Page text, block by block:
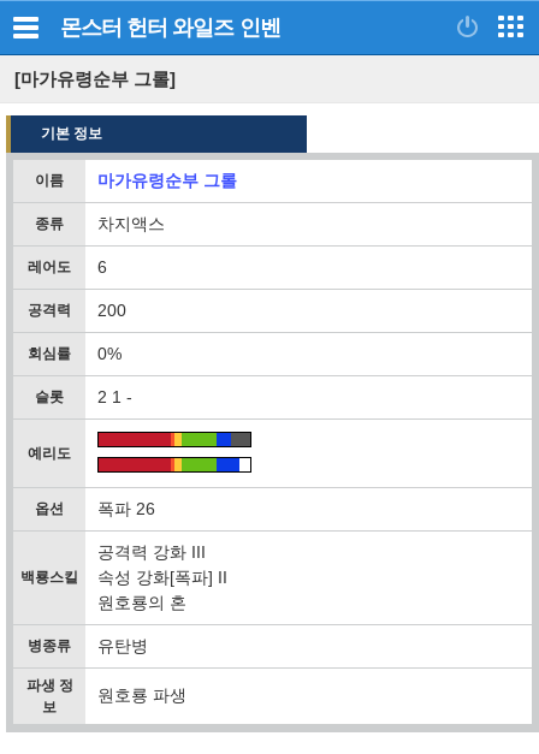
몬스터 헌터 와일즈 인벤
[마가유령순부 그롤]
기본 정보
이름 마가유령순부 그롤
종류 차지액스
레어도 6
공격력 200
회심률 0%
슬롯 2 1 -
예리도
옵션 폭파 26
백룡스킬
공격력 강화 III
속성 강화[폭파] II
원호룡의 혼
병종류 유탄병
파생 정
보
원호룡 파생